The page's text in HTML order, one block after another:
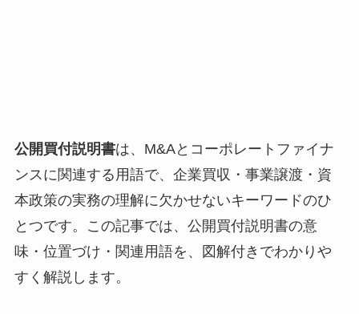
公開買付説明書は、M&Aとコーポレートファイナ
ンスに関連する用語で、企業買収・事業譲渡・資
本政策の実務の理解に欠かせないキーワードのひ
とつです。この記事では、公開買付説明書の意
味・位置づけ・関連用語を、図解付きでわかりや
すく解説します。